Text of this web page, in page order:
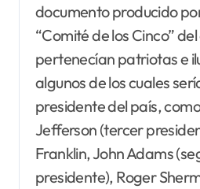
documento producido
“Comité de los Cinco”
pertenecían patriotas e
algunos de los cuales
presidente del país,
Jefferson (tercer
Franklin, John Adams
presidente), Roger